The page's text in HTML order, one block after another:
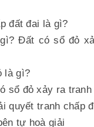
đất đai là gì?
Đất có sổ đỏ
là gì?
sổ đỏ xảy ra tranh
quyết tranh chấp
tự hoà giải